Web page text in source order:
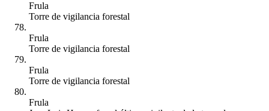
Frula
Torre de vigilancia forestal
Frula
Torre de vigilancia forestal
Frula
Torre de vigilancia forestal
Frula